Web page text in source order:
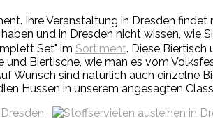
Ihre Veranstaltung in Dresden
und in Dresden nicht wissen, wie
Set" im Sortiment. Diese Biertisch
Biertische, wie man es vom
Wunsch sind natürlich auch einzelne
Hussen in unserem angesagten